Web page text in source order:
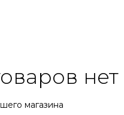
нет
магазина